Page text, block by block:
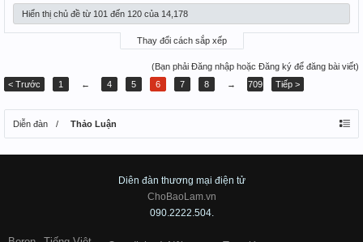
Hiển thị chủ đề từ 101 đến 120 của 14,178
Thay đổi cách sắp xếp
(Bạn phải Đăng nhập hoặc Đăng ký để đăng bài viết)
< Trước
1 ← 4 5 6 7 8 → 709 Tiếp >
Diễn đàn Thảo Luận
Diên đàn thương mại điện tử
ChoBaoLam.vn
090.2222.504.